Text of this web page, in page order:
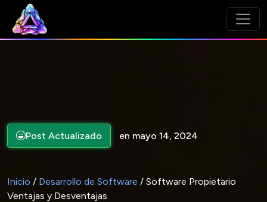
Post Actualizado en mayo 14, 2024
Inicio / Desarrollo de Software / Software Propietario
Ventajas y Desventajas